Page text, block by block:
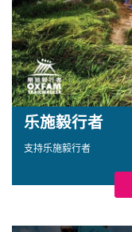
乐施毅行者
支持乐施毅行者